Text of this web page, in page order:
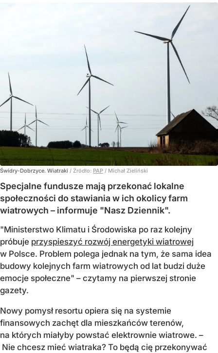
Świdry-Dobrzyce. Wiatraki / Źródło: PAP / Michał Zieliński
Specjalne fundusze mają przekonać lokalne
społeczności do stawiania w ich okolicy farm
wiatrowych – informuje "Nasz Dziennik".
"Ministerstwo Klimatu i Środowiska po raz kolejny
próbuje przyspieszyć rozwój energetyki wiatrowej
w Polsce. Problem polega jednak na tym, że sama idea
budowy kolejnych farm wiatrowych od lat budzi duże
emocje społeczne" – czytamy na pierwszej stronie
gazety.
Nowy pomysł resortu opiera się na systemie
finansowych zachęt dla mieszkańców terenów,
na których miałyby powstać elektrownie wiatrowe. –
Nie chcesz mieć wiatraka? To będą cię przekonywać